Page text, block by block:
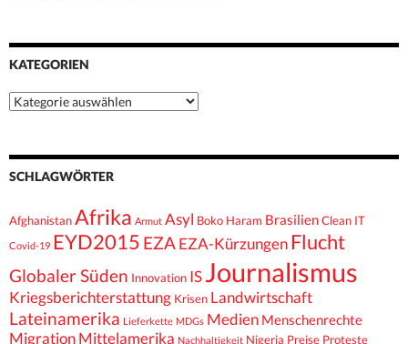
KATEGORIEN
Kategorien
SCHLAGWÖRTER
AfghanistanAfrika Armut Asyl Boko Haram BrasilienClean IT
Covid-19 EYD2015 EZA EZA-Kürzungen Flucht
Globaler Süden Innovation IS Journalismus
Kriegsberichterstattung Krisen Landwirtschaft
Lateinamerika Lieferkette MDGs Medien Menschenrechte
Migration Mittelamerika Nachhaltigkeit Nigeria Preise Proteste